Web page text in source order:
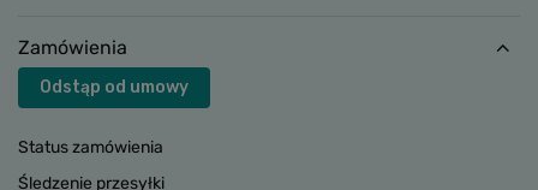
Zamówienia
Odstąp od umowy
Status zamówienia
Śledzenie przesyłki